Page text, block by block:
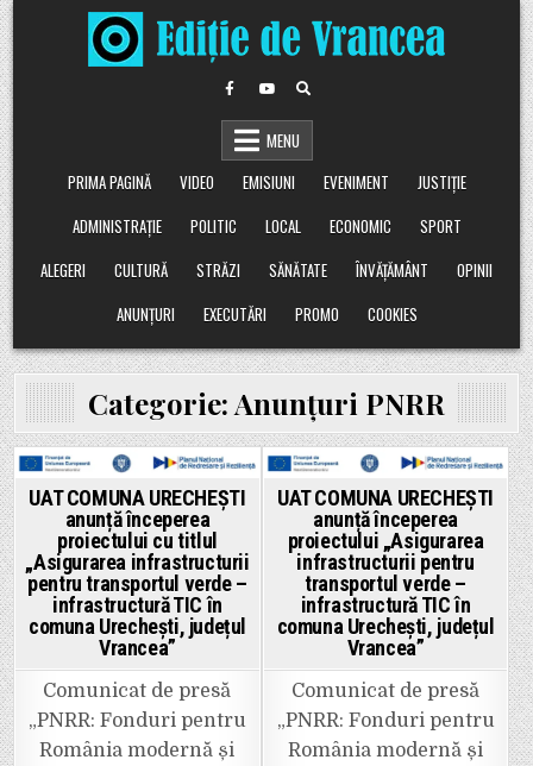
Skip
to
content
MENU
PRIMA PAGINĂ
VIDEO EMISIUNI EVENIMENT
JUSTIȚIE
ADMINISTRAȚIE
POLITIC LOCAL ECONOMIC
SPORT
ALEGERI
CULTURĂ STRĂZI SĂNĂTATE ÎNVĂȚĂMÂNT
OPINII
ANUNȚURI
EXECUTĂRI PROMO COOKIES
Categorie:Anunțuri PNRR
Posted
UAT COMUNA URECHEȘTI
anunță începerea
proiectului cu titlul
„Asigurarea infrastructurii
pentru transportul verde –
infrastructură TIC în
comuna Urechești, județul
Vrancea”
Comunicat de presă
„PNRR: Fonduri pentru
România modernă și
Posted
UAT COMUNA URECHEȘTI
anunță începerea
proiectului „Asigurarea
infrastructurii pentru
transportul verde –
infrastructură TIC în
comuna Urechești, județul
Vrancea”
Comunicat de presă
„PNRR: Fonduri pentru
România modernă și